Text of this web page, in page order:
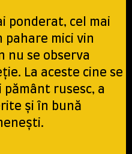
ponderat, cel mai
pahare mici vin
nu se observa
La aceste cine se
rusesc, a
şi în bună